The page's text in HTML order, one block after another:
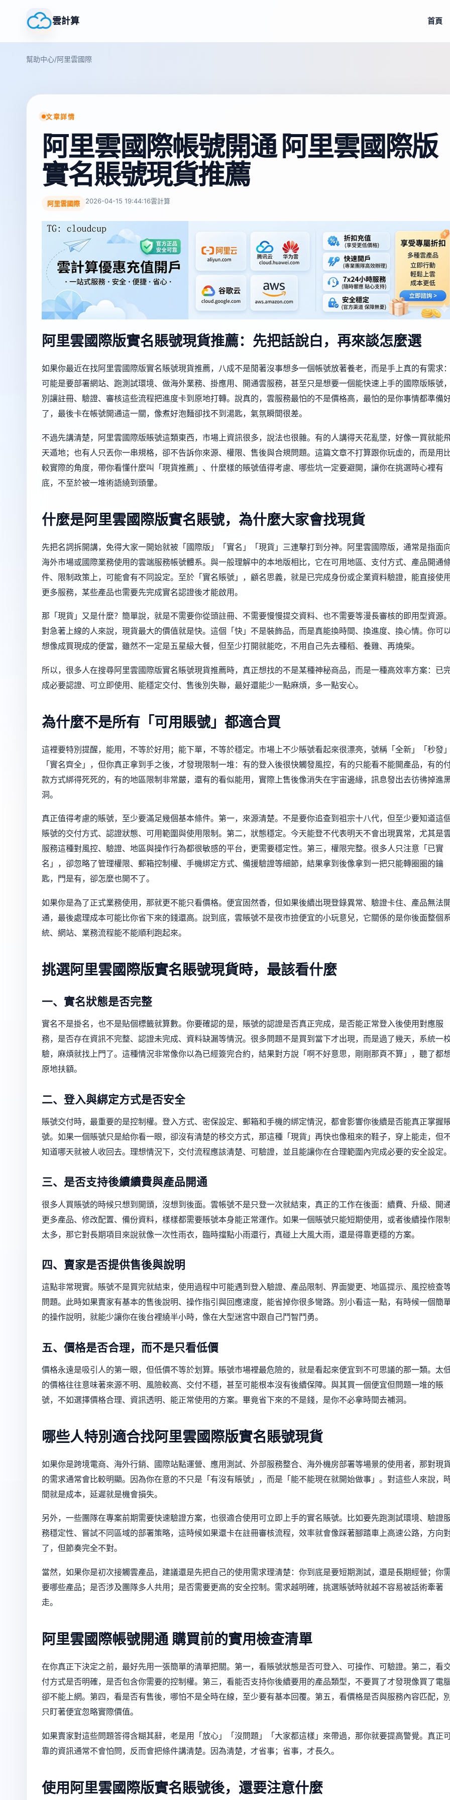
雲計算 首頁
幫助中心/阿里雲國際
文章詳情
阿里雲國際帳號開通 阿里雲國際版
實名賬號現貨推薦
阿里雲國際 2026-04-15 19:44:16雲計算
阿里雲國際版實名賬號現貨推薦：先把話說白，再來談怎麼選
如果你最近在找阿里雲國際版實名賬號現貨推薦，八成不是閒著沒事想多一個帳號放著養老，而是手上真的有需求：
可能是要部署網站、跑測試環境、做海外業務、掛應用、開通雲服務，甚至只是想要一個能快速上手的國際版賬號，
別讓註冊、驗證、審核這些流程把進度卡到原地打轉。說真的，雲服務最怕的不是價格高，最怕的是你事情都準備
了，最後卡在帳號開通這一關，像煮好泡麵卻找不到湯匙，氣氛瞬間很差。
不過先講清楚，阿里雲國際版賬號這類東西，市場上資訊很多，說法也很雜。有的人講得天花亂墜，好像一買就能
天遁地；也有人只丟你一串規格，卻不告訴你來源、權限、售後與合規問題。這篇文章不打算跟你玩虛的，而是用
較實際的角度，帶你看懂什麼叫「現貨推薦」、什麼樣的賬號值得考慮、哪些坑一定要避開，讓你在挑選時心裡有
底，不至於被一堆術語繞到頭暈。
什麼是阿里雲國際版實名賬號，為什麼大家會找現貨
先把名詞拆開講，免得大家一開始就被「國際版」「實名」「現貨」三連擊打到分神。阿里雲國際版，通常是指面
海外市場或國際業務使用的雲端服務帳號體系。與一般理解中的本地版相比，它在可用地區、支付方式、產品開通
件、限制政策上，可能會有不同設定。至於「實名賬號」，顧名思義，就是已完成身份或企業資料驗證，能直接使
更多服務，某些產品也需要先完成實名認證後才能啟用。
那「現貨」又是什麼？簡單說，就是不需要你從頭註冊、不需要慢慢提交資料、也不需要等漫長審核的即用型資源。
對急著上線的人來說，現貨最大的價值就是快。這個「快」不是裝飾品，而是真能換時間、換進度、換心情。你可
想像成買現成的便當，雖然不一定是五星級大餐，但至少打開就能吃，不用自己先去種稻、養雞、再燒柴。
所以，很多人在搜尋阿里雲國際版實名賬號現貨推薦時，真正想找的不是某種神秘商品，而是一種高效率方案：已
成必要認證、可立即使用、能穩定交付、售後別失聯，最好還能少一點麻煩，多一點安心。
為什麼不是所有「可用賬號」都適合買
這裡要特別提醒，能用，不等於好用；能下單，不等於穩定。市場上不少賬號看起來很漂亮，號稱「全新」「秒發」
「實名齊全」，但你真正拿到手之後，才發現限制一堆：有的登入後很快觸發風控，有的只能看不能開產品，有的
款方式綁得死死的，有的地區限制非常嚴，還有的看似能用，實際上售後像消失在宇宙邊緣，訊息發出去彷彿掉進
洞。
真正值得考慮的賬號，至少要滿足幾個基本條件。第一，來源清楚。不是要你追查到祖宗十八代，但至少要知道這個
賬號的交付方式、認證狀態、可用範圍與使用限制。第二，狀態穩定。今天能登不代表明天不會出現異常，尤其是
服務這種對風控、驗證、地區與操作行為都很敏感的平台，更需要穩定性。第三，權限完整。很多人只注意「已實
名」，卻忽略了管理權限、郵箱控制權、手機綁定方式、備援驗證等細節，結果拿到後像拿到一把只能轉圈圈的鑰
匙，門是有，卻怎麼也開不了。
如果你是為了正式業務使用，那就更不能只看價格。便宜固然香，但如果後續出現登錄異常、驗證卡住、產品無法
通，最後處理成本可能比你省下來的錢還高。說到底，雲賬號不是夜市撿便宜的小玩意兒，它關係的是你後面整個
統、網站、業務流程能不能順利跑起來。
挑選阿里雲國際版實名賬號現貨時，最該看什麼
一、實名狀態是否完整
實名不是掛名，也不是貼個標籤就算數。你要確認的是，賬號的認證是否真正完成，是否能正常登入後使用對應服
務，是否存在資訊不完整、認證未完成、資料缺漏等情況。很多問題不是買到當下才出現，而是過了幾天，系統一
驗，麻煩就找上門了。這種情況非常像你以為已經簽完合約，結果對方說「啊不好意思，剛剛那頁不算」，聽了都
原地扶額。
二、登入與綁定方式是否安全
賬號交付時，最重要的是控制權。登入方式、密保設定、郵箱和手機的綁定情況，都會影響你後續是否能真正掌握
號。如果一個賬號只是給你看一眼，卻沒有清楚的移交方式，那這種「現貨」再快也像租來的鞋子，穿上能走，但
知道哪天就被人收回去。理想情況下，交付流程應該清楚、可驗證，並且能讓你在合理範圍內完成必要的安全設定。
三、是否支持後續續費與產品開通
很多人買賬號的時候只想到開頭，沒想到後面。雲帳號不是只登一次就結束，真正的工作在後面：續費、升級、開
更多產品、修改配置、備份資料，樣樣都需要賬號本身能正常運作。如果一個賬號只能短期使用，或者後續操作限
太多，那它對長期項目來說就像一次性雨衣，臨時擋點小雨還行，真碰上大風大雨，還是得靠更穩的方案。
四、賣家是否提供售後與說明
這點非常現實。賬號不是買完就結束，使用過程中可能遇到登入驗證、產品限制、界面變更、地區提示、風控檢查
問題。此時如果賣家有基本的售後說明、操作指引與回應速度，能省掉你很多彎路。別小看這一點，有時候一個簡
的操作說明，就能少讓你在後台裡繞半小時，像在大型迷宮中跟自己鬥智鬥勇。
五、價格是否合理，而不是只看低價
價格永遠是吸引人的第一眼，但低價不等於划算。賬號市場裡最危險的，就是看起來便宜到不可思議的那一類。太
的價格往往意味著來源不明、風險較高、交付不穩，甚至可能根本沒有後續保障。與其買一個便宜但問題一堆的賬
號，不如選擇價格合理、資訊透明、能正常使用的方案。畢竟省下來的不是錢，是你不必拿時間去補洞。
哪些人特別適合找阿里雲國際版實名賬號現貨
如果你是跨境電商、海外行銷、國際站點運營、應用測試、外部服務整合、海外機房部署等場景的使用者，那對現
的需求通常會比較明顯。因為你在意的不只是「有沒有賬號」，而是「能不能現在就開始做事」。對這些人來說，
間就是成本，延遲就是機會損失。
另外，一些團隊在專案前期需要快速驗證方案，也很適合使用可立即上手的實名賬號。比如要先跑測試環境、驗證
務穩定性、嘗試不同區域的部署策略，這時候如果還卡在註冊審核流程，效率就會像踩著腳踏車上高速公路，方向
了，但節奏完全不對。
當然，如果你是初次接觸雲產品，建議還是先把自己的使用需求理清楚：你到底是要短期測試，還是長期經營；你
要哪些產品；是否涉及團隊多人共用；是否需要更高的安全控制。需求越明確，挑選賬號時就越不容易被話術牽著
走。
阿里雲國際帳號開通購買前的實用檢查清單
在你真正下決定之前，最好先用一張簡單的清單把關。第一，看賬號狀態是否可登入、可操作、可驗證。第二，看
付方式是否明確，是否包含你需要的控制權。第三，看能否支持你後續要用的產品類型，不要買了才發現像買了電
卻不能上網。第四，看是否有售後，哪怕不是全時在線，至少要有基本回覆。第五，看價格是否與服務內容匹配，
只盯著便宜忽略實際價值。
如果賣家對這些問題答得含糊其辭，老是用「放心」「沒問題」「大家都這樣」來帶過，那你就要提高警覺。真正
靠的資訊通常不會怕問，反而會把條件講清楚。因為清楚，才省事；省事，才長久。
使用阿里雲國際版實名賬號後，還要注意什麼